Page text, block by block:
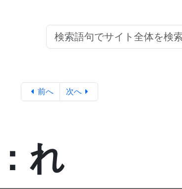
前へ 次へ
れ